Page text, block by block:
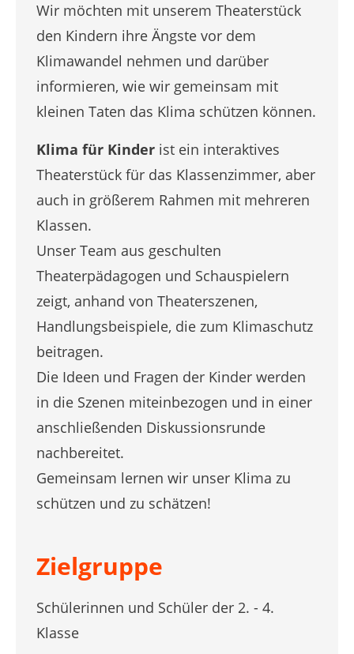
Wir möchten mit unserem Theaterstück
den Kindern ihre Ängste vor dem
Klimawandel nehmen und darüber
informieren, wie wir gemeinsam mit
kleinen Taten das Klima schützen können.
Klima für Kinder ist ein interaktives
Theaterstück für das Klassenzimmer, aber
auch in größerem Rahmen mit mehreren
Klassen.
Unser Team aus geschulten
Theaterpädagogen und Schauspielern
zeigt, anhand von Theaterszenen,
Handlungsbeispiele, die zum Klimaschutz
beitragen.
Die Ideen und Fragen der Kinder werden
in die Szenen miteinbezogen und in einer
anschließenden Diskussionsrunde
nachbereitet.
Gemeinsam lernen wir unser Klima zu
schützen und zu schätzen!
Zielgruppe
Schülerinnen und Schüler der 2. - 4.
Klasse